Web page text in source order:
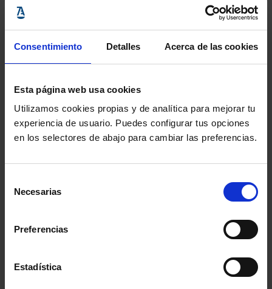
Consentimiento Detalles Acerca de las cookies
Esta página web usa cookies
Utilizamos cookies propias y de analítica para mejorar tu
experiencia de usuario. Puedes configurar tus opciones
en los selectores de abajo para cambiar las preferencias.
Necesarias
Preferencias
Estadística
en el acto de presentación, serán destinados a Cáritas
Córdoba.
Localidad Colegio de Abogados de Córdoba
Inicio: 31 marzo 2022 - 19:30h